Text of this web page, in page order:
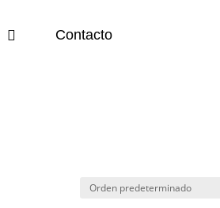
Contacto